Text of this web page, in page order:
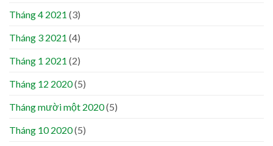
Tháng 4 2021 (3)
Tháng 3 2021 (4)
Tháng 1 2021 (2)
Tháng 12 2020(5)
Tháng mười một 2020(5)
Tháng 10 2020(5)